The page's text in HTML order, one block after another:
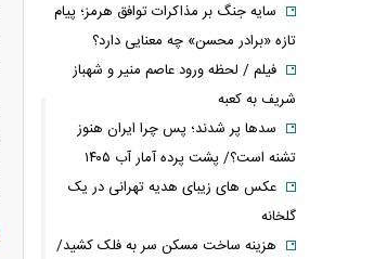
سایه جنگ بر مذاکرات توافق هرمز؛ پیام
تازه «برادر محسن» چه معنایی دارد؟
فیلم / لحظه ورود عاصم منیر و شهباز
شریف به کعبه
سدها پر شدند؛ پس چرا ایران هنوز
تشنه است؟/ پشت پرده آمار آب ۱۴۰۵
عکس های زیبای هدیه تهرانی در یک
گلخانه
هزینه ساخت مسکن سر به فلک کشید/